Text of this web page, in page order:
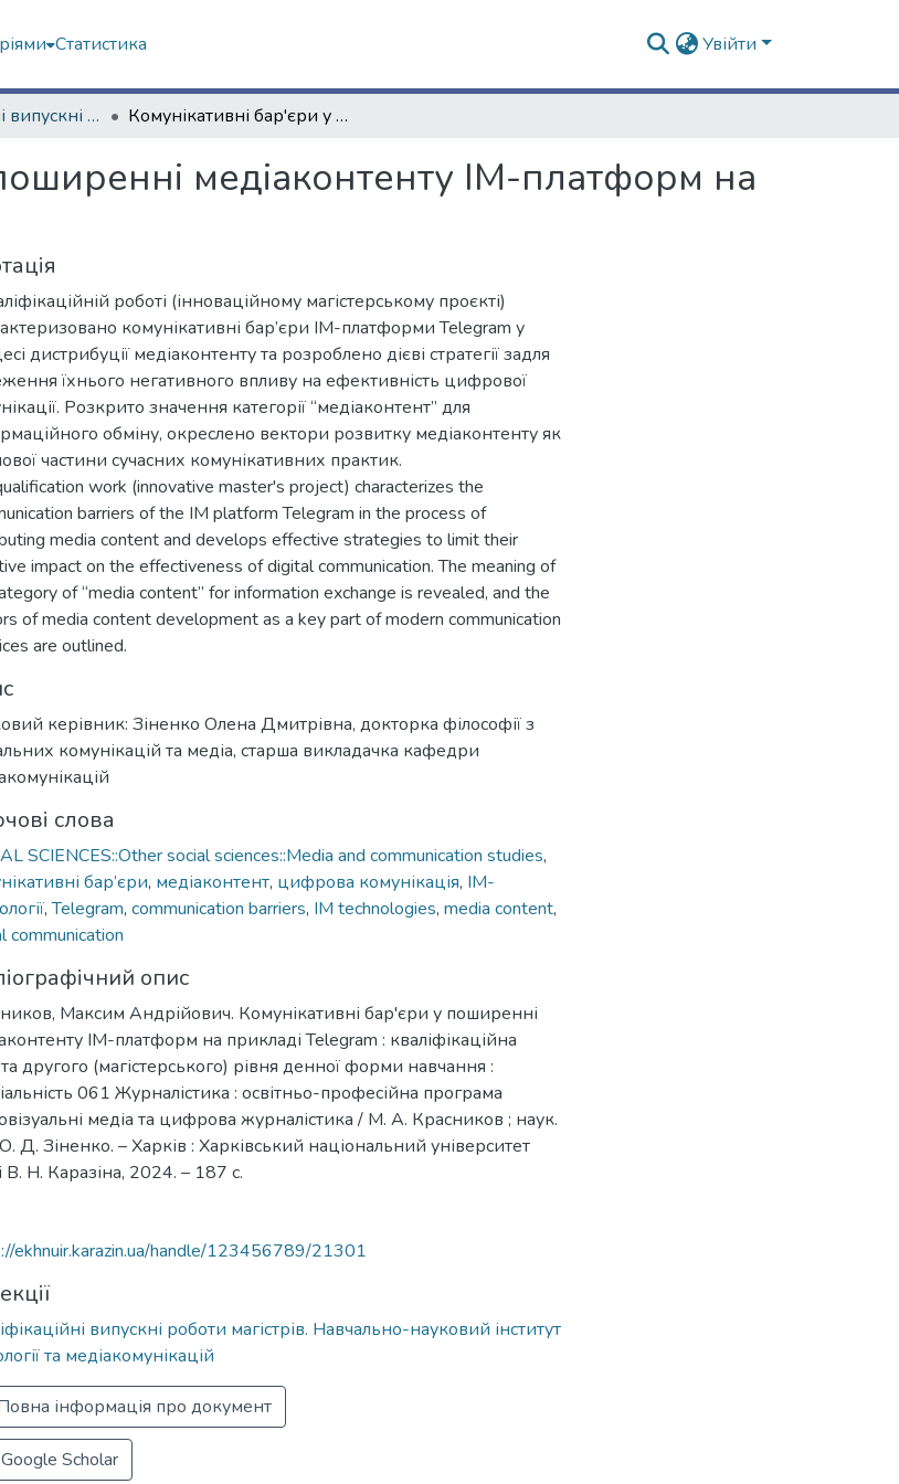
Статистика Увійти
Кваліфікаційні випускні роботи магістрів. Навчально-науковий інститут соціології та медіакомунікацій Комунікативні бар'єри у поширенні медіаконтенту IM-платформ на прикладі Telegram
медіаконтенту IM-платформ на
роботі (інноваційному магістерському проєкті)
комунікативні бар’єри IM-платформи Telegram у
дистрибуції медіаконтенту та розроблено дієві стратегії задля
їхнього негативного впливу на ефективність цифрової
Розкрито значення категорії “медіаконтент” для
обміну, окреслено вектори розвитку медіаконтенту як
частини сучасних комунікативних практик.
work (innovative master's project) characterizes the
barriers of the IM platform Telegram in the process of
media content and develops effective strategies to limit their
impact on the effectiveness of digital communication. The meaning of
of “media content” for information exchange is revealed, and the
of media content development as a key part of modern communication
are outlined.
керівник: Зіненко Олена Дмитрівна, докторка філософії з
комунікацій та медіа, старша викладачка кафедри
слова
SCIENCES::Other social sciences::Media and communication studies,
бар’єри, медіаконтент, цифрова комунікація, IM-
,Telegram, communication barriers, IM technologies, media content,
communication
опис
Максим Андрійович. Комунікативні бар'єри у поширенні
IM-платформ на прикладі Telegram : кваліфікаційна
другого (магістерського) рівня денної форми навчання :
061 Журналістика : освітньо-професійна програма
медіа та цифрова журналістика / М. А. Красников ; наук.
Д. Зіненко. – Харків : Харківський національний університет
В. Н. Каразіна, 2024. – 187 с.
ekhnuir.karazin.ua/handle/123456789/21301
випускні роботи магістрів. Навчально-науковий інститут
та медіакомунікацій
інформація про документ
Google Scholar